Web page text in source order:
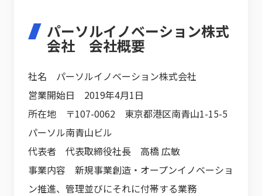
パーソルイノベーション株式
会社 会社概要
社名 パーソルイノベーション株式会社
営業開始日 2019年4月1日
所在地 〒107-0062 東京都港区南青山1-15-5
パーソル南青山ビル
代表者 代表取締役社長 高橋 広敏
事業内容 新規事業創造・オープンイノベーショ
ン推進、管理並びにそれに付帯する業務